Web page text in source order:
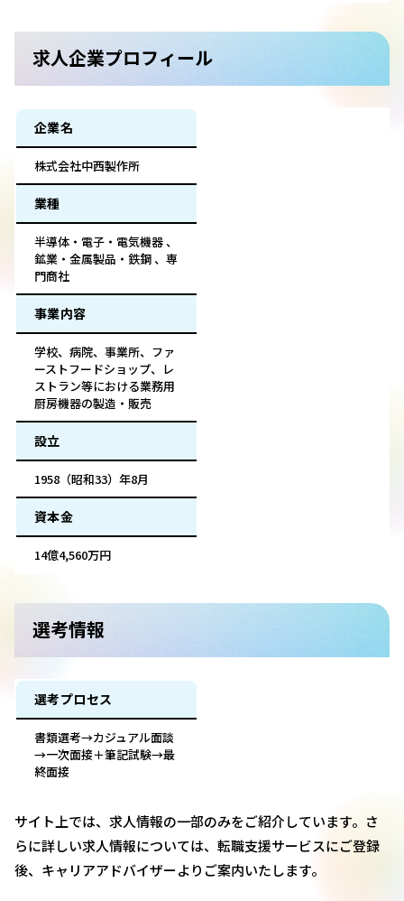
求人企業プロフィール
企業名
株式会社中西製作所
業種
半導体・電子・電気機器 、
鉱業・金属製品・鉄鋼 、専
門商社
事業内容
学校、病院、事業所、ファ
ーストフードショップ、レ
ストラン等における業務用
厨房機器の製造・販売
設立
1958（昭和33）年8月
資本金
14億4,560万円
選考情報
選考プロセス
書類選考→カジュアル面談
→一次面接＋筆記試験→最
終面接
サイト上では、求人情報の一部のみをご紹介しています。さ
らに詳しい求人情報については、転職支援サービスにご登録
後、キャリアアドバイザーよりご案内いたします。